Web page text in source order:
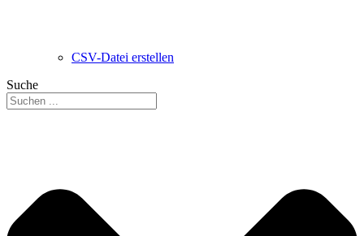
CSV-Datei erstellen
Suche